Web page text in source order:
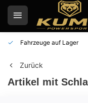
Fahrzeuge auf Lager
Zurück
Artikel mit